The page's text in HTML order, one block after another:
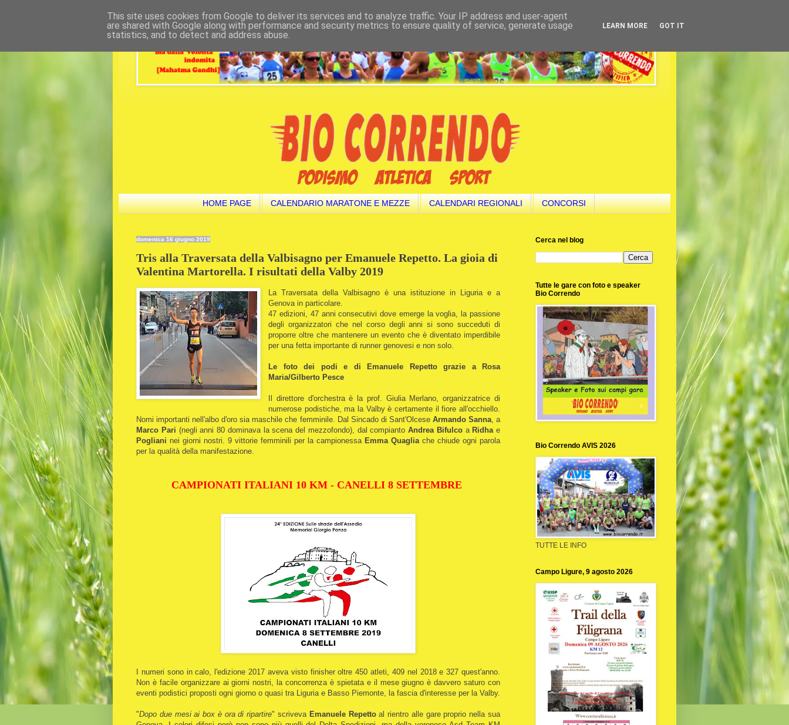
HOME PAGE CALENDARIO MARATONE E MEZZE CALENDARI REGIONALI CONCORSI
domenica 16 giugno 2019
Tris alla Traversata della Valbisagno per Emanuele Repetto. La gioia di
Valentina Martorella. I risultati della Valby 2019
La Traversata della Valbisagno è una istituzione in Liguria e a
Genova in particolare.
47 edizioni, 47 anni consecutivi dove emerge la voglia, la passione
degli organizzatori che nel corso degli anni si sono succeduti di
proporre oltre che mantenere un evento che è diventato imperdibile
per una fetta importante di runner genovesi e non solo.
Le foto dei podi e di Emanuele Repetto grazie a Rosa
Maria/Gilberto Pesce
Il direttore d'orchestra è la prof. Giulia Merlano, organizzatrice di
numerose podistiche, ma la Valby è certamente il fiore all'occhiello.
Nomi importanti nell'albo d'oro sia maschile che femminile. Dal Sincado di Sant'Olcese Armando Sanna, a
Marco Pari (negli anni 80 dominava la scena del mezzofondo), dal compianto Andrea Bifulcoa Ridha e
Pogliani nei giorni nostri. 9 vittorie femminili per la campionessa Emma Quaglia che chiude ogni parola
per la qualità della manifestazione.
CAMPIONATI ITALIANI 10 KM - CANELLI 8 SETTEMBRE
I numeri sono in calo, l'edizione 2017 aveva visto finisher oltre 450 atleti, 409 nel 2018 e 327 quest'anno.
Non è facile organizzare ai giorni nostri, la concorrenza è spietata e il mese giugno è davvero saturo con
eventi podistici proposti ogni giorno o quasi tra Liguria e Basso Piemonte, la fascia d'interesse per la Valby.
"Dopo due mesi ai box è ora di ripartire" scriveva Emanuele Repettoal rientro alle gare proprio nella sua
Cerca nel blog
Tutte le gare con foto e speaker
Bio Correndo
Bio Correndo AVIS 2026
TUTTE LE INFO
Campo Ligure, 9 agosto 2026
This site uses cookies from Google to deliver its services and to analyze traffic. Your IP address and user-agent
are shared with Google along with performance and security metrics to ensure quality of service, generate usage
statistics, and to detect and address abuse.
LEARN MORE GOT IT